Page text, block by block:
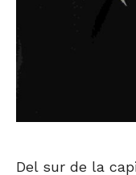
Del sur de la